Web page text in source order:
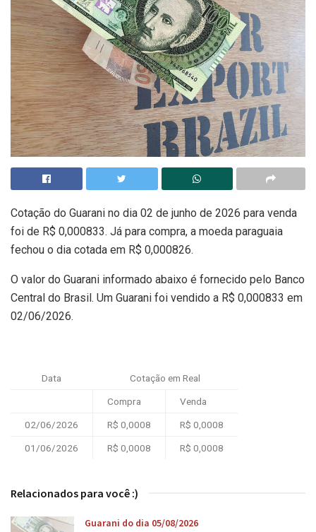
Cotação do Guarani no dia 02 de junho de 2026 para venda
foi de R$ 0,000833. Já para compra, a moeda paraguaia
fechou o dia cotada em R$ 0,000826.
O valor do Guarani informado abaixo é fornecido pelo Banco
Central do Brasil. Um Guarani foi vendido a R$ 0,000833 em
02/06/2026.
Data Cotação em Real
Compra Venda
02/06/2026 R$ 0,0008 R$ 0,0008
01/06/2026 R$ 0,0008 R$ 0,0008
Relacionados para você :)
Guarani do dia 05/08/2026